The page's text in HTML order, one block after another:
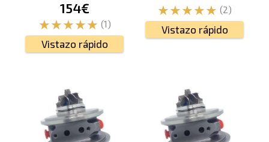
154€
(1)
Vistazo rápido
(2)
Vistazo rápido